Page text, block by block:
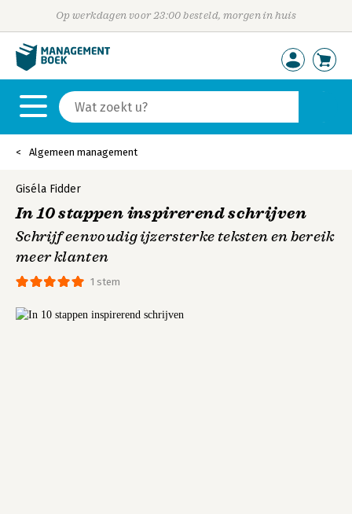
Op werkdagen voor 23:00 besteld, morgen in huis
Algemeen management
1 stem
Giséla Fidder
In 10 stappen inspirerend schrijven
Schrijf eenvoudig ijzersterke teksten en bereik
meer klanten